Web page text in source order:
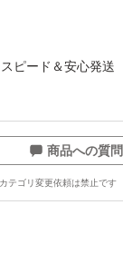
スピード＆安心発送
商品への質問
テゴリ変更依頼は禁止です